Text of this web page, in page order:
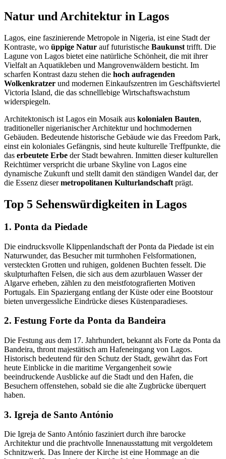
Natur und Architektur in Lagos
Lagos, eine faszinierende Metropole in Nigeria, ist eine Stadt der
Kontraste, wo üppige Natur auf futuristische Baukunst trifft. Die
Lagune von Lagos bietet eine natürliche Schönheit, die mit ihrer
Vielfalt an Aquatikleben und Mangrovenwäldern besticht. Im
scharfen Kontrast dazu stehen die hoch aufragenden
Wolkenkratzer und modernen Einkaufszentren im Geschäftsviertel
Victoria Island, die das schnelllebige Wirtschaftswachstum
widerspiegeln.
Architektonisch ist Lagos ein Mosaik aus kolonialen Bauten,
traditioneller nigerianischer Architektur und hochmodernen
Gebäuden. Bedeutende historische Gebäude wie das Freedom Park,
einst ein koloniales Gefängnis, sind heute kulturelle Treffpunkte, die
das erbeutete Erbe der Stadt bewahren. Inmitten dieser kulturellen
Reichtümer verspricht die urbane Skyline von Lagos eine
dynamische Zukunft und stellt damit den ständigen Wandel dar, der
die Essenz diesermetropolitanen Kulturlandschaft prägt.
Top 5 Sehenswürdigkeiten in Lagos
1. Ponta da Piedade
Die eindrucksvolle Klippenlandschaft der Ponta da Piedade ist ein
Naturwunder, das Besucher mit turmhohen Felsformationen,
versteckten Grotten und ruhigen, goldenen Buchten fesselt. Die
skulpturhaften Felsen, die sich aus dem azurblauen Wasser der
Algarve erheben, zählen zu den meistfotografierten Motiven
Portugals. Ein Spaziergang entlang der Küste oder eine Bootstour
bieten unvergessliche Eindrücke dieses Küstenparadieses.
2. Festung Forte da Ponta da Bandeira
Die Festung aus dem 17. Jahrhundert, bekannt als Forte da Ponta da
Bandeira, thront majestätisch am Hafeneingang von Lagos.
Historisch bedeutend für den Schutz der Stadt, gewährt das Fort
heute Einblicke in die maritime Vergangenheit sowie
beeindruckende Ausblicke auf die Stadt und den Hafen, die
Besuchern offenstehen, sobald sie die alte Zugbrücke überquert
haben.
3. Igreja de Santo António
Die Igreja de Santo António fasziniert durch ihre barocke
Architektur und die prachtvolle Innenausstattung mit vergoldetem
Schnitzwerk. Das Innere der Kirche ist eine Hommage an die